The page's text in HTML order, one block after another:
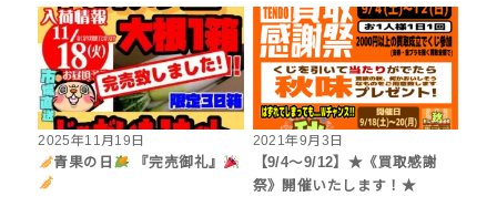
2025年11月19日
青果の日
『完売御礼』
2021年9月3日
【9/4～9/12】★《買取感謝
祭》開催いたします！★